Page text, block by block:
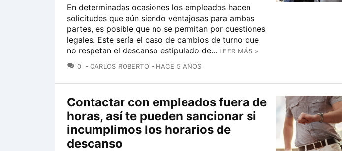
En determinadas ocasiones los empleados hacen
solicitudes que aún siendo ventajosas para ambas
partes, es posible que no se permitan por cuestiones
legales. Este sería el caso de cambios de turno que
no respetan el descanso estipulado de... LEER MÁS »
0 COMENTARIOS
CARLOS ROBERTO HACE 5 AÑOS
Contactar con empleados fuera de
horas, así te pueden sancionar si
incumplimos los horarios de
descanso